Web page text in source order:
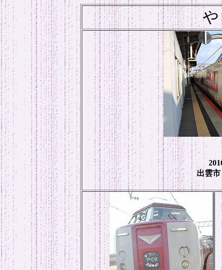
や
出雲